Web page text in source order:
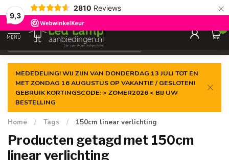
9,3
2810 Reviews ×
Gegarandeerde delaagste prijs
MENU
0
MEDEDELING! WIJ ZIJN VAN DONDERDAG 13 JULI TOT EN
MET ZONDAG 16 AUGUSTUS OP VAKANTIE / GESLOTEN!
GEBRUIK KORTINGSCODE: > ZOMER2026 < BIJ UW
BESTELLING
Home / Tags / 150cm linear verlichting
Producten getagd met 150cm
linear verlichting